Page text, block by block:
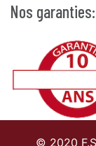
Nos garanties:
© 2020